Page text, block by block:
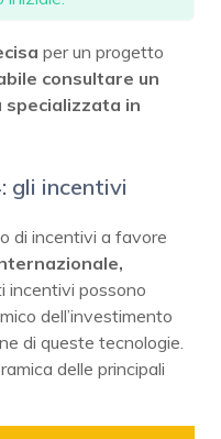
per un progetto
consultare un
in
gli incentivi
di incentivi a favore
incentivi possono
dell’investimento
di queste tecnologie.
delle principali